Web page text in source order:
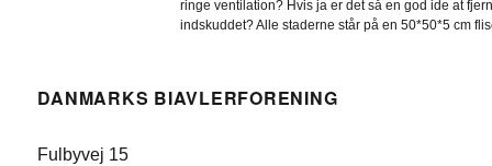
ringe ventilation? Hvis ja er det så en god ide at
indskuddet? Alle staderne står på en 50*50*5 cm
DANMARKS BIAVLERFORENING
Fulbyvej 15